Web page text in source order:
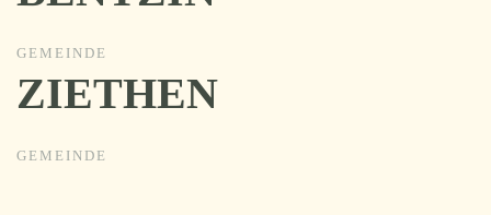
GEMEINDE
ZIETHEN
GEMEINDE